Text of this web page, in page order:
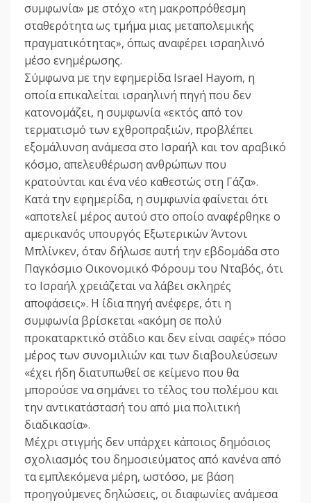
συμφωνία» με στόχο «τη μακροπρόθεσμη
σταθερότητα ως τμήμα μιας μεταπολεμικής
πραγματικότητας», όπως αναφέρει ισραηλινό
μέσο ενημέρωσης.
Σύμφωνα με την εφημερίδα Israel Hayom, η
οποία επικαλείται ισραηλινή πηγή που δεν
κατονομάζει, η συμφωνία «εκτός από τον
τερματισμό των εχθροπραξιών, προβλέπει
εξομάλυνση ανάμεσα στο Ισραήλ και τον αραβικό
κόσμο, απελευθέρωση ανθρώπων που
κρατούνται και ένα νέο καθεστώς στη Γάζα».
Κατά την εφημερίδα, η συμφωνία φαίνεται ότι
«αποτελεί μέρος αυτού στο οποίο αναφέρθηκε ο
αμερικανός υπουργός Εξωτερικών Άντονι
Μπλίνκεν, όταν δήλωσε αυτή την εβδομάδα στο
Παγκόσμιο Οικονομικό Φόρουμ του Νταβός, ότι
το Ισραήλ χρειάζεται να λάβει σκληρές
αποφάσεις». Η ίδια πηγή ανέφερε, ότι η
συμφωνία βρίσκεται «ακόμη σε πολύ
προκαταρκτικό στάδιο και δεν είναι σαφές» πόσο
μέρος των συνομιλιών και των διαβουλεύσεων
«έχει ήδη διατυπωθεί σε κείμενο που θα
μπορούσε να σημάνει το τέλος του πολέμου και
την αντικατάστασή του από μια πολιτική
διαδικασία».
Μέχρι στιγμής δεν υπάρχει κάποιος δημόσιος
σχολιασμός του δημοσιεύματος από κανένα από
τα εμπλεκόμενα μέρη, ωστόσο, με βάση
προηγούμενες δηλώσεις, οι διαφωνίες ανάμεσα